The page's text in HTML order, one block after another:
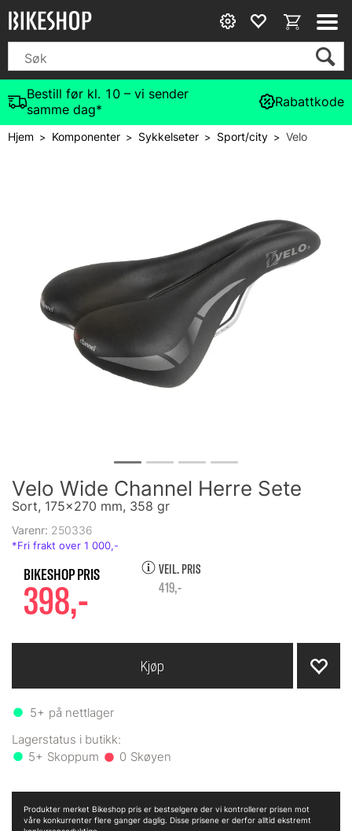
Bestill før kl. 10 – vi sender
samme dag*
Rabattkode
Hjem> Komponenter> Sykkelseter> Sport/city>Velo
Velo Wide Channel Herre Sete
Sort, 175x270 mm, 358 gr
Varenr: 250336
398,-
VEIL. PRIS
419,-
5+ på nettlager
5+ 0
Kjøp
Produkter merket Bikeshop pris er bestselgere der vi kontrollerer prisen mot
våre konkurrenter flere ganger daglig. Disse prisene er derfor alltid ekstremt